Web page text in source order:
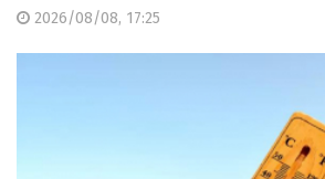
2026/08/08, 17:25